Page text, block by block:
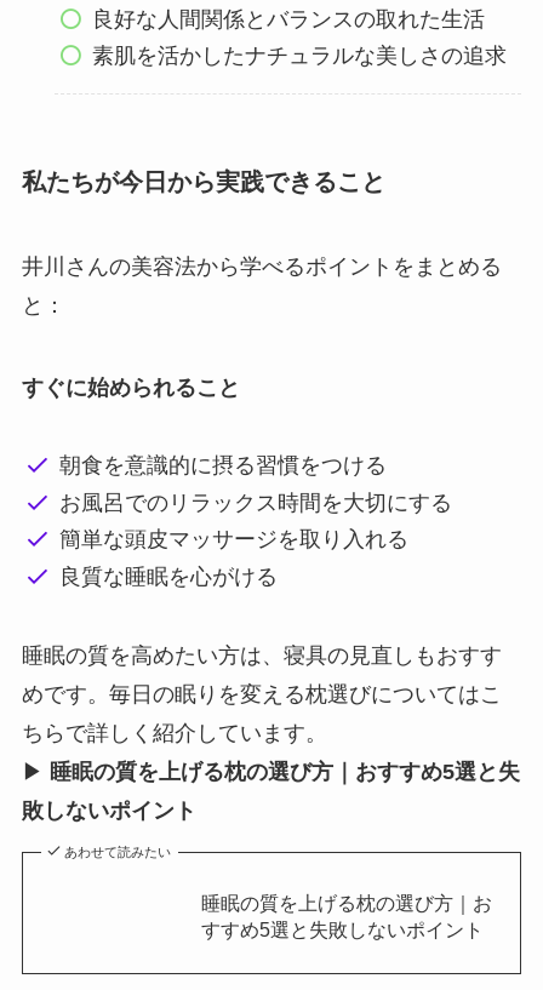
良好な人間関係とバランスの取れた生活
素肌を活かしたナチュラルな美しさの追求
私たちが今日から実践できること
井川さんの美容法から学べるポイントをまとめる
と：
すぐに始められること
朝食を意識的に摂る習慣をつける
お風呂でのリラックス時間を大切にする
簡単な頭皮マッサージを取り入れる
良質な睡眠を心がける
睡眠の質を高めたい方は、寝具の見直しもおすす
めです。毎日の眠りを変える枕選びについてはこ
ちらで詳しく紹介しています。
▶ 睡眠の質を上げる枕の選び方｜おすすめ5選と失
敗しないポイント
あわせて読みたい
睡眠の質を上げる枕の選び方｜お
すすめ5選と失敗しないポイント